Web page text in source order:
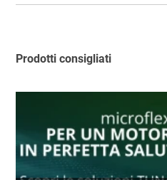
Prodotti consigliati